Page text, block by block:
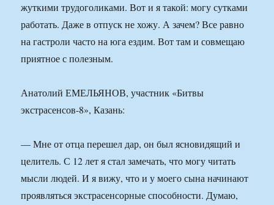
жуткими трудоголиками. Вот и я такой: могу сутками
работать. Даже в отпуск не хожу. А зачем? Все равно
на гастроли часто на юга ездим. Вот там и совмещаю
приятное с полезным.
Анатолий ЕМЕЛЬЯНОВ, участник «Битвы
экстрасенсов-8», Казань:
— Мне от отца перешел дар, он был ясновидящий и
целитель. С 12 лет я стал замечать, что могу читать
мысли людей. И я вижу, что и у моего сына начинают
проявляться экстрасенсорные способности. Думаю,